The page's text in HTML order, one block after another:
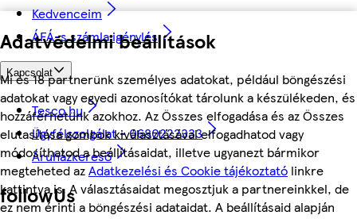
Adatvédelmi beállítások
Mi és 18 partnerünk személyes adatokat, például böngészési
adatokat vagy egyedi azonosítókat tárolunk a készülékeden, és
hozzáférhetünk azokhoz. Az Összes elfogadása és az Összes
elutasítása gombok kiválasztásával elfogadhatod vagy
módosíthatod a beállításaidat, illetve ugyanezt bármikor
megteheted azAdatkezelési és Cookie tájékoztató linkre
kattintva is. A választásaidat megosztjuk a partnereinkkel, de
ez nem érinti a böngészési adataidat. A beállításaid alapján
Kedvenceim
ÁFÁ-s számla igénylés
Kapcsolat
Tesco.hu
Ügyfélszolgálat - 0680222333
Áruházkereső
followUs